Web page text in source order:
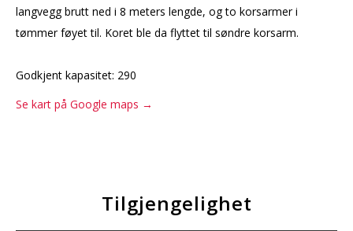
langvegg brutt ned i 8 meters lengde, og to korsarmer i
tømmer føyet til. Koret ble da flyttet til søndre korsarm.
Godkjent kapasitet: 290
Se kart på Google maps →
Tilgjengelighet